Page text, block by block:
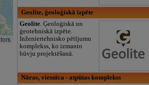
Geolite, ģeoloģiskā izpēte
Geolite . Ģeoloģiskā un
ģeotehniskā izpēte.
Inženiertehnisko pētījumu
komplekss, ko izmanto
būvju projektēšanā.
Nāras, viesnīca - atpūtas komplekss